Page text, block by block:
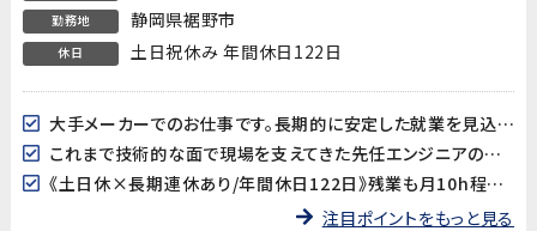
勤務地 静岡県裾野市
休日 土日祝休み 年間休日122日
大手メーカーでのお仕事です。長期的に安定した就業を見込んでいますので新しい挑戦やスキルアップも目指せます!
これまで技術的な面で現場を支えてきた先任エンジニアの後任として活躍していただける方を募集します!
《土日休×長期連休あり/年間休日122日》残業も月10h程度でワークライフバランスも取り易い♪
注目ポイントをもっと見る